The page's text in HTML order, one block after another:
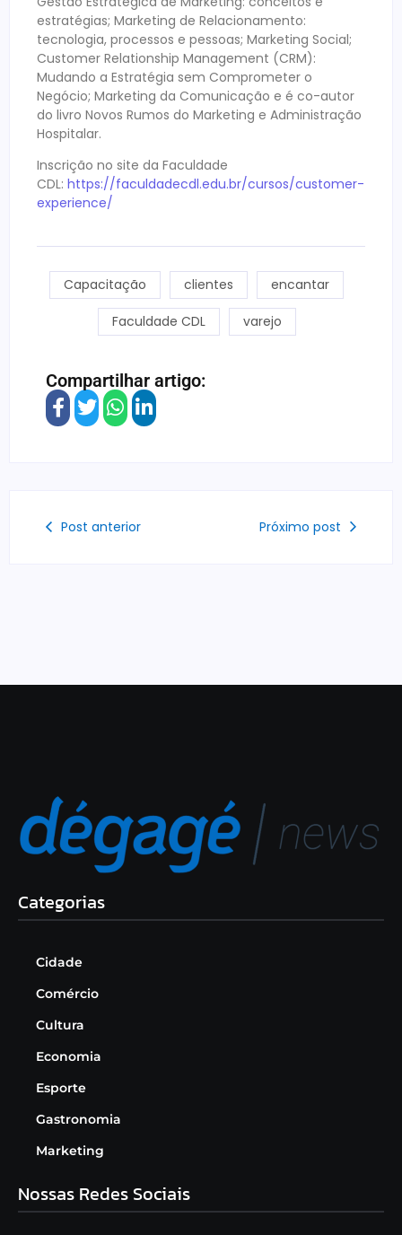
estratégias; Marketing de Relacionamento:
tecnologia, processos e pessoas; Marketing Social;
Customer Relationship Management (CRM):
Mudando a Estratégia sem Comprometer o
Negócio; Marketing da Comunicação e é co-autor
do livro Novos Rumos do Marketing e Administração
Hospitalar.
Inscrição no site da Faculdade
CDL: https://faculdadecdl.edu.br/cursos/customer-
experience/
Capacitação clientes encantar
Faculdade CDL varejo
Compartilhar artigo:
Post anterior Próximo post
Categorias
Cidade
Comércio
Cultura
Economia
Esporte
Gastronomia
Marketing
Nossas Redes Sociais